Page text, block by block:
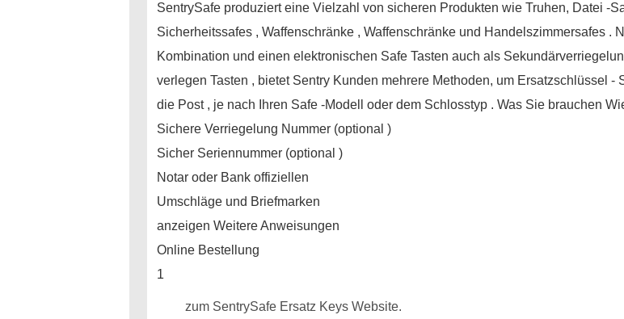
SentrySafe produziert eine Vielzahl von sicheren Produkten wie Truhen, Datei -
Sicherheitssafes , Waffenschränke , Waffenschränke und Handelszimmersafes .
Kombination und einen elektronischen Safe Tasten auch als
verlegen Tasten , bietet Sentry Kunden mehrere Methoden, um Ersatzschlüssel
die Post , je nach Ihren Safe -Modell oder dem Schlosstyp . Was Sie brauchen
Sichere Verriegelung Nummer (optional )
Sicher Seriennummer (optional )
Notar oder Bank offiziellen
Umschläge und Briefmarken
anzeigen Weitere Anweisungen
Online Bestellung
1
zum SentrySafe Ersatz Keys Website.